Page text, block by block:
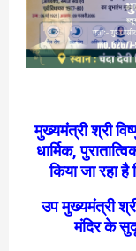
मुख्यमंत्री श्री
धार्मिक,
किया जा रहा
उप मुख्यमंत्री
मंदिर के